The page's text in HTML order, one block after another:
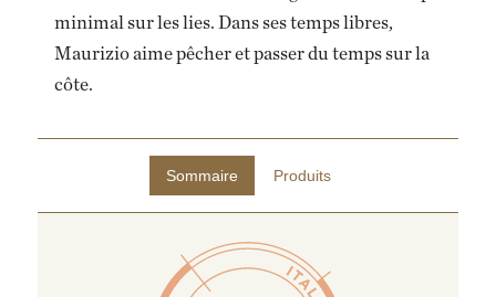
minimal sur les lies. Dans ses temps libres,
Maurizio aime pêcher et passer du temps sur la
côte.
Sommaire Produits